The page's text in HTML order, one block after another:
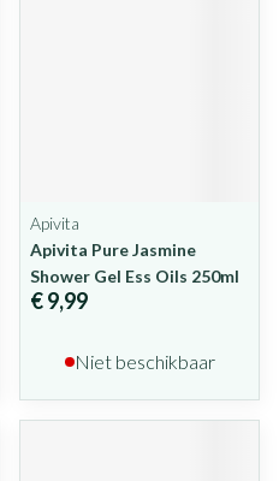
Apivita
Apivita Pure Jasmine
Shower Gel Ess Oils 250ml
€ 9,99
Niet beschikbaar